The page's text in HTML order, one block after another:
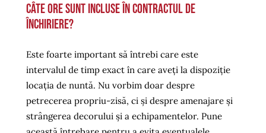
Câte ore sunt incluse în contractul de
închiriere?
Este foarte important să întrebi care este
intervalul de timp exact în care aveți la dispoziție
locația de nuntă. Nu vorbim doar despre
petrecerea propriu-zisă, ci și despre amenajare și
strângerea decorului și a echipamentelor. Pune